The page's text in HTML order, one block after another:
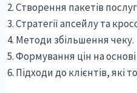
Створення пакетів
Стратегії апсейлу та
Методи збільшення чеку.
Формування цін на основі
Підходи до клієнтів, які